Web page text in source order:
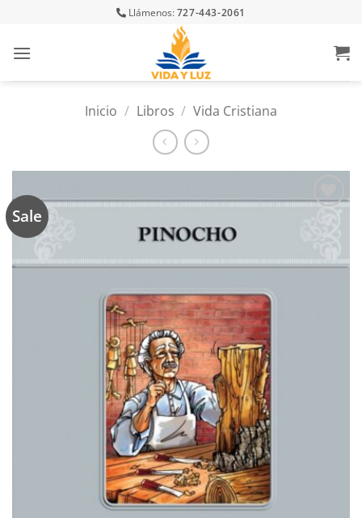
content
Llámenos:727-443-2061
Inicio / Libros / Vida Cristiana
Sale
Añadir
lista
de